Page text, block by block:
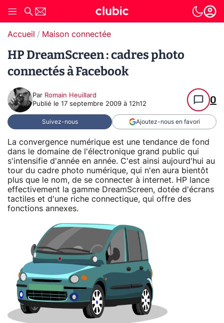
Accueil Maison connectée
HP DreamScreen : cadres photo
connectés à Facebook
Par Romain Heuillard
Publié le 17 septembre 2009 à 12h12 0
Suivez-nous Ajoutez-nous en favori
La convergence numérique est une tendance de fond
dans le domaine de l'électronique grand public qui
s'intensifie d'année en année. C'est ainsi aujourd'hui au
tour du cadre photo numérique, qui n'en aura bientôt
plus que le nom, de se connecter à internet. HP lance
effectivement la gamme DreamScreen, dotée d'écrans
tactiles et d'une riche connectique, qui offre des
fonctions annexes.